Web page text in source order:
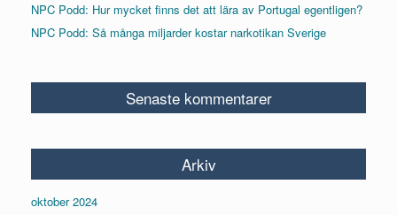
NPC Podd: Hur mycket finns det att lära av Portugal egentligen?
NPC Podd: Så många miljarder kostar narkotikan Sverige
Senaste kommentarer
Arkiv
oktober 2024